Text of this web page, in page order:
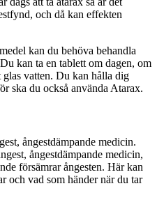
och då kan effekten
kan du behöva behandla
kan ta en tablett om dagen, om
vatten. Du kan hålla dig
ska du också använda Atarax.
ångestdämpande medicin.
ångestdämpande medicin,
försämrar ångesten. Här kan
och vad som händer när du tar